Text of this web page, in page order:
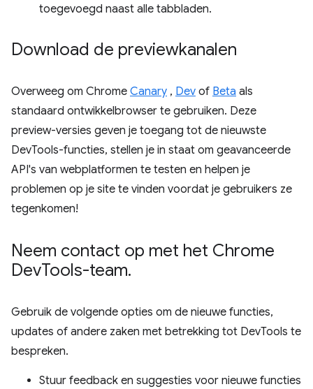
toegevoegd naast alle tabbladen.
Download de previewkanalen
Overweeg om Chrome Canary , Dev of Beta als
standaard ontwikkelbrowser te gebruiken. Deze
preview-versies geven je toegang tot de nieuwste
DevTools-functies, stellen je in staat om geavanceerde
API's van webplatformen te testen en helpen je
problemen op je site te vinden voordat je gebruikers ze
tegenkomen!
Neem contact op met het Chrome
DevTools-team.
Gebruik de volgende opties om de nieuwe functies,
updates of andere zaken met betrekking tot DevTools te
bespreken.
Stuur feedback en suggesties voor nieuwe functies